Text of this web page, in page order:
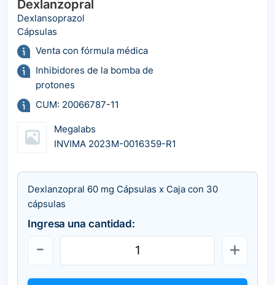
Dexlanzopral
Dexlansoprazol
Cápsulas
Venta con fórmula médica
Inhibidores de la bomba de
protones
CUM: 20066787-11
Megalabs
INVIMA 2023M-0016359-R1
Dexlanzopral 60 mg Cápsulas x Caja con 30
cápsulas
Ingresa una cantidad: